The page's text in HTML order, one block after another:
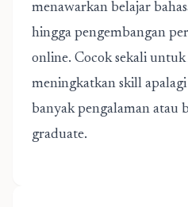
menawarkan belajar
hingga pengembangan
online. Cocok sekali
meningkatkan skill
banyak pengalaman atau
graduate.